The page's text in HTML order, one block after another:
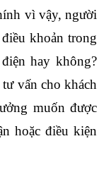
vì vậy, người
khoản trong
hay không?
vấn cho khách
muốn được
hoặc điều kiện